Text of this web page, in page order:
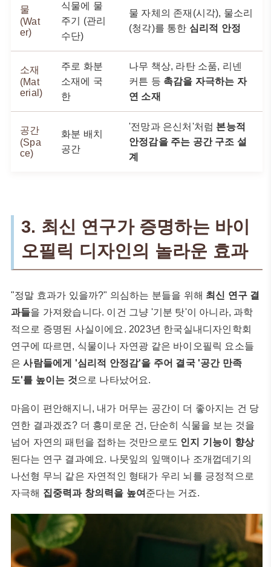
물
(Wat
er)
식물에 물
주기 (관리
수단)
물 자체의 존재(시각), 물소리
(청각)를 통한 심리적 안정
소재
(Mat
erial)
주로 화분
소재에 국
한
나무 책상, 라탄 소품, 리넨
커튼 등 촉감을 자극하는 자
연 소재
공간
(Spa
ce)
화분 배치
공간
'전망과 은신처'처럼 본능적
안정감을 주는 공간 구조 설
계
3. 최신 연구가 증명하는 바이
오필릭 디자인의 놀라운 효과
"정말 효과가 있을까?" 의심하는 분들을 위해 최신 연구 결
과들을 가져왔습니다. 이건 그냥 '기분 탓'이 아니라, 과학
적으로 증명된 사실이에요. 2023년 한국실내디자인학회
연구에 따르면, 식물이나 자연광 같은 바이오필릭 요소들
은사람들에게 '심리적 안정감'을 주어 결국 '공간 만족
도'를 높이는 것으로 나타났어요.
마음이 편안해지니, 내가 머무는 공간이 더 좋아지는 건 당
연한 결과겠죠? 더 흥미로운 건, 단순히 식물을 보는 것을
넘어 자연의 패턴을 접하는 것만으로도 인지 기능이 향상
된다는 연구 결과예요. 나뭇잎의 잎맥이나 조개껍데기의
나선형 무늬 같은 자연적인 형태가 우리 뇌를 긍정적으로
자극해 집중력과 창의력을 높여 준다는 거죠.